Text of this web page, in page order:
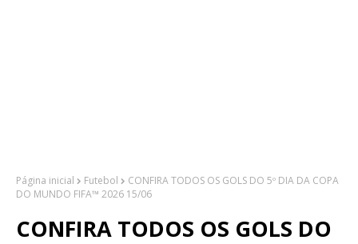
Página inicial Futebol
CONFIRA TODOS OS GOLS DO 5º DIA DA COPA
DO MUNDO FIFA™ 2026 15/06
CONFIRA TODOS OS GOLS DO